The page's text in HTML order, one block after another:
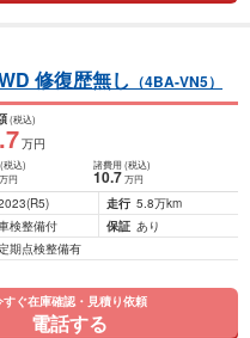
修復歴無し （4BA-VN5）
(税込)
.7万円
(税込)
万円
諸費用 (税込)
10.7 万円
(R5) 走行 5.8万km
検整備付 保証 あり
期点検整備有
すぐ在庫確認・見積り依頼
電話する